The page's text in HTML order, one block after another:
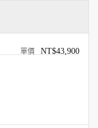
NT$43,900